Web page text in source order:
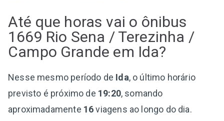
Até que horas vai o ônibus
1669 Rio Sena / Terezinha /
Campo Grande em Ida?
Nesse mesmo período de Ida, o último horário
previsto é próximo de 19:20, somando
aproximadamente 16viagens ao longo do dia.